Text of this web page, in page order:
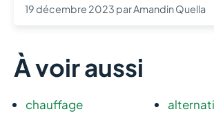
19 décembre 2023 parAmandin Quella
À voir aussi
chauffage